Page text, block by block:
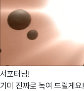
서포터님!
기미 진짜로 녹여 드릴게요!